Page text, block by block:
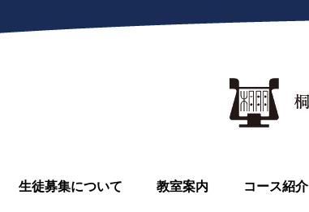
生徒募集について 教室案内 コース紹介